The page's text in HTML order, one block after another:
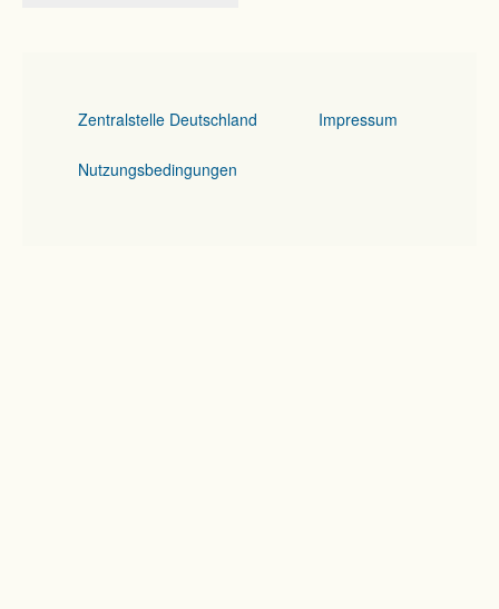
Zentralstelle Deutschland Impressum
Nutzungsbedingungen